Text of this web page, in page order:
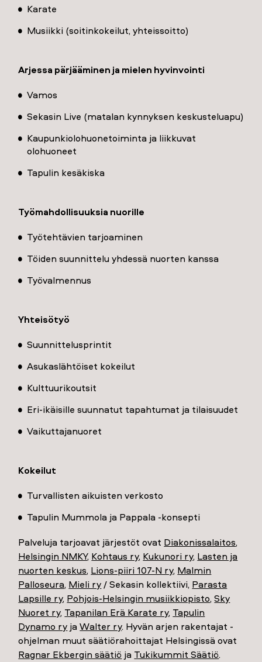
Karate
Musiikki (soitinkokeilut, yhteissoitto)
Arjessa pärjääminen ja mielen hyvinvointi
Vamos
Sekasin Live (matalan kynnyksen keskusteluapu)
Kaupunkiolohuonetoiminta ja liikkuvat
olohuoneet
Tapulin kesäkiska
Työmahdollisuuksia nuorille
Työtehtävien tarjoaminen
Töiden suunnittelu yhdessä nuorten kanssa
Työvalmennus
Yhteisötyö
Suunnittelusprintit
Asukaslähtöiset kokeilut
Kulttuurikoutsit
Eri-ikäisille suunnatut tapahtumat ja tilaisuudet
Vaikuttajanuoret
Kokeilut
Turvallisten aikuisten verkosto
Tapulin Mummola ja Pappala -konsepti
Palveluja tarjoavat järjestöt ovat Diakonissalaitos,
Helsingin NMKY, Kohtaus ry, Kukunori ry, Lasten ja
nuorten keskus, Lions-piiri 107-N ry, Malmin
Palloseura, Mieli ry/ Sekasin kollektiivi, Parasta
Lapsille ry, Pohjois-Helsingin musiikkiopisto,Sky
Nuoret ry, Tapanilan Erä Karate ry, Tapulin
Dynamo ry jaWalter ry. Hyvän arjen rakentajat -
ohjelman muut säätiörahoittajat Helsingissä ovat
Ragnar Ekbergin säätiö ja Tukikummit Säätiö.